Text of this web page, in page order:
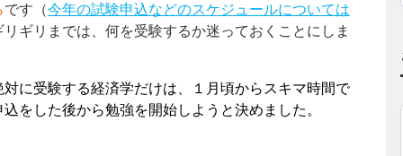
です（今年の試験申込などのスケジュールについては
ギリまでは、何を受験するか迷っておくことにしま
対に受験する経済学だけは、１月頃からスキマ時間で
をした後から勉強を開始しようと決めました。